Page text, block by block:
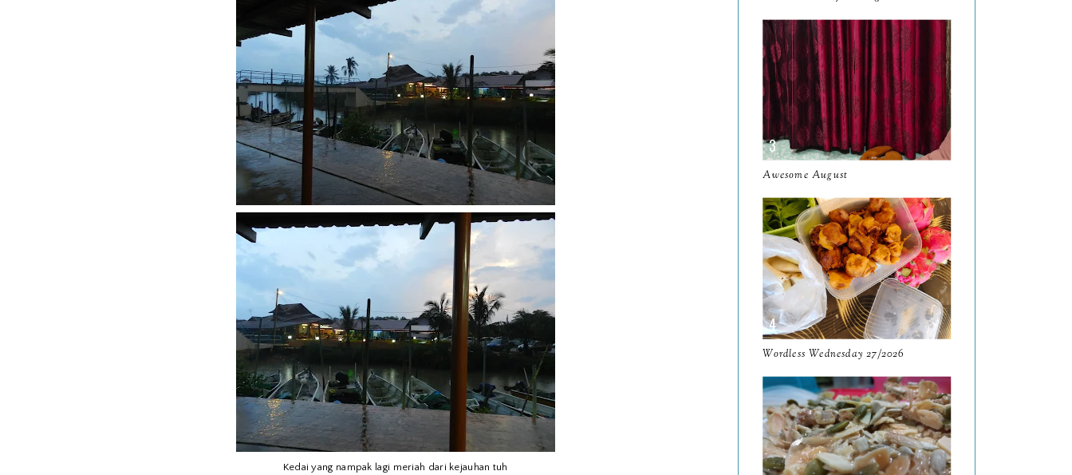
Kedai yang nampak lagi meriah dari kejauhan tuh
January 14
2024130
December 19
November 12
October
September13
August9
July12
June
May11
April 13
March11
February9
January6
Awesome August
Wordless Wednesday 27/2026